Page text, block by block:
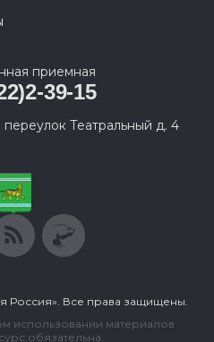
приемная
39-15
Театральный д. 4
Россия». Все права защищены.
использовании материалов
обязательна.